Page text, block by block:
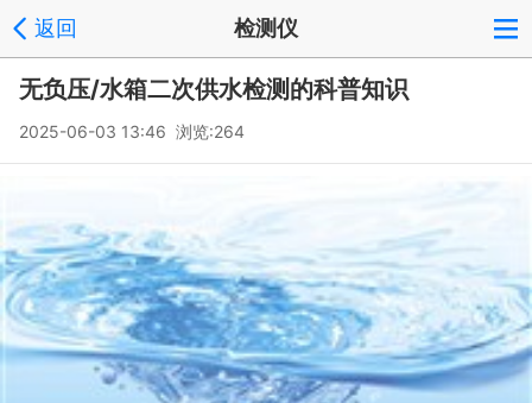
返回 检测仪
无负压/水箱二次供水检测的科普知识
2025-06-03 13:46 浏览:264